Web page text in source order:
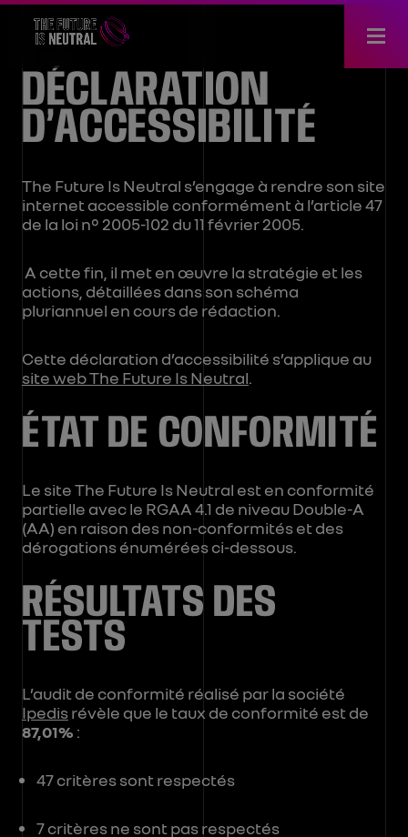
DÉCLARATION
D’ACCESSIBILITÉ
The Future Is Neutral s’engage à rendre son site
internet accessible conformément à l’article 47
de la loi n° 2005-102 du 11 février 2005.
A cette fin, il met en œuvre la stratégie et les
actions, détaillées dans son schéma
pluriannuel en cours de rédaction.
Cette déclaration d’accessibilité s’applique au
site web The Future Is Neutral.
ÉTAT DE CONFORMITÉ
Le site The Future Is Neutral est en conformité
partielle avec le RGAA 4.1 de niveau Double-A
(AA) en raison des non-conformités et des
dérogations énumérées ci-dessous.
RÉSULTATS DES
TESTS
L’audit de conformité réalisé par la société
Ipedisrévèle que le taux de conformité est de
87,01% :
47 critères sont respectés
7 critères ne sont pas respectés